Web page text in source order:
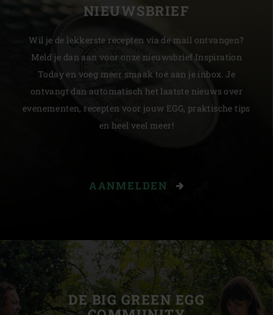
NIEUWSBRIEF
Wil je de lekkerste recepten via de mail ontvangen?
Meld je dan aan voor onze nieuwsbrief Inspiration
Today en voeg meer smaak toe aan je inbox. Je
ontvangt dan automatisch het laatste nieuws over
evenementen, recepten voor jouw EGG, praktische tips
en heel veel meer!
AANMELDEN
DE BIG GREEN EGG